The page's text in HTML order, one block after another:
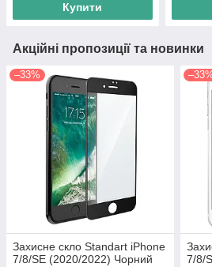
Купити
Акційні пропозиції та новинки
–33%
Захисне скло Standart iPhone
7/8/SE (2020/2022) Чорний
7/8/